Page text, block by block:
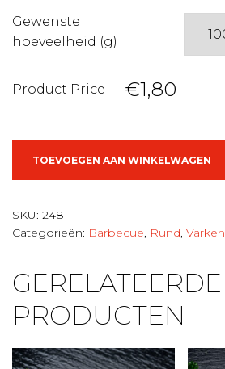
Gewenste
hoeveelheid (g)
Product Price €1,80
TOEVOEGEN AAN WINKELWAGEN
SKU: 248
Categorieën: Barbecue, Rund, Varken
GERELATEERDE
PRODUCTEN